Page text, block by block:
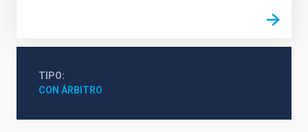
TIPO
CON ÁRBITRO